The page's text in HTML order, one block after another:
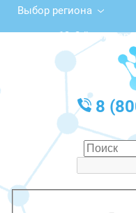
Выбор региона
13, 2-й
с
График
8